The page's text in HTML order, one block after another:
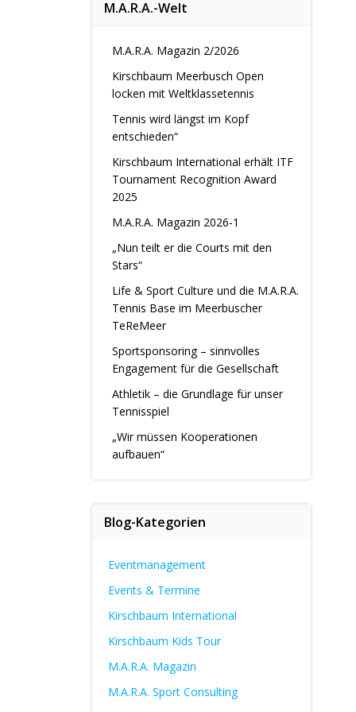
M.A.R.A.-Welt
M.A.R.A. Magazin 2/2026
Kirschbaum Meerbusch Open
locken mit Weltklassetennis
Tennis wird längst im Kopf
entschieden“
Kirschbaum International erhält ITF
Tournament Recognition Award
2025
M.A.R.A. Magazin 2026-1
„Nun teilt er die Courts mit den
Stars“
Life & Sport Culture und die M.A.R.A.
Tennis Base im Meerbuscher
TeReMeer
Sportsponsoring – sinnvolles
Engagement für die Gesellschaft
Athletik – die Grundlage für unser
Tennisspiel
„Wir müssen Kooperationen
aufbauen“
Blog-Kategorien
Eventmanagement
Events & Termine
Kirschbaum International
Kirschbaum Kids Tour
M.A.R.A. Magazin
M.A.R.A. Sport Consulting